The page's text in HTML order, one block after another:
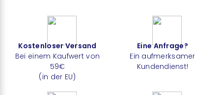
Kostenloser Versand
Bei einem Kaufwert von
59€
(in der EU)
Eine Anfrage?
Ein aufmerksamer
Kundendienst!